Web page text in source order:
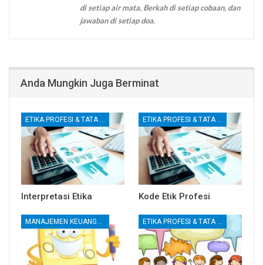
di setiap air mata, Berkah di setiap cobaan, dan
jawaban di setiap doa.
Anda Mungkin Juga Berminat
ETIKA PROFESI & TATA KELOLA KORPORAT
Interpretasi Etika
ETIKA PROFESI & TATA KELOLA KORPORAT
Kode Etik Profesi
MANAJEMEN KEUANGAN ETIKA PROFESI & TATA KELOLA KORPORAT